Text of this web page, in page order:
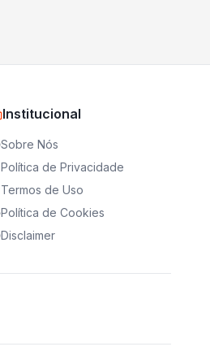
Institucional
Sobre Nós
Política de Privacidade
Termos de Uso
Política de Cookies
Disclaimer